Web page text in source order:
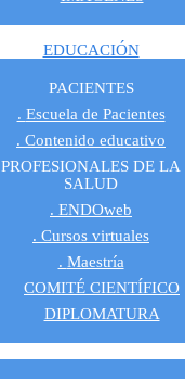
EDUCACIÓN
PACIENTES
Escuela de Pacientes
Contenido educativo
PROFESIONALES DE LA
SALUD
ENDOweb
Cursos virtuales
Maestría
COMITÉ CIENTÍFICO
DIPLOMATURA